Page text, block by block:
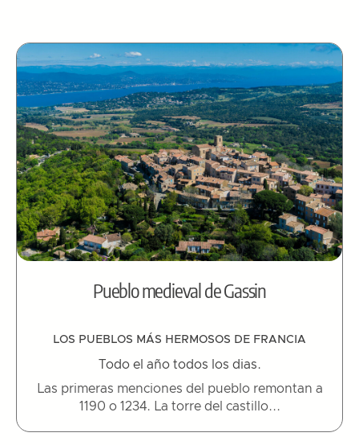
Pueblo medieval de Gassin
LOS PUEBLOS MÁS HERMOSOS DE FRANCIA
Todo el año todos los dias.
Las primeras menciones del pueblo remontan a
1190 o 1234. La torre del castillo...